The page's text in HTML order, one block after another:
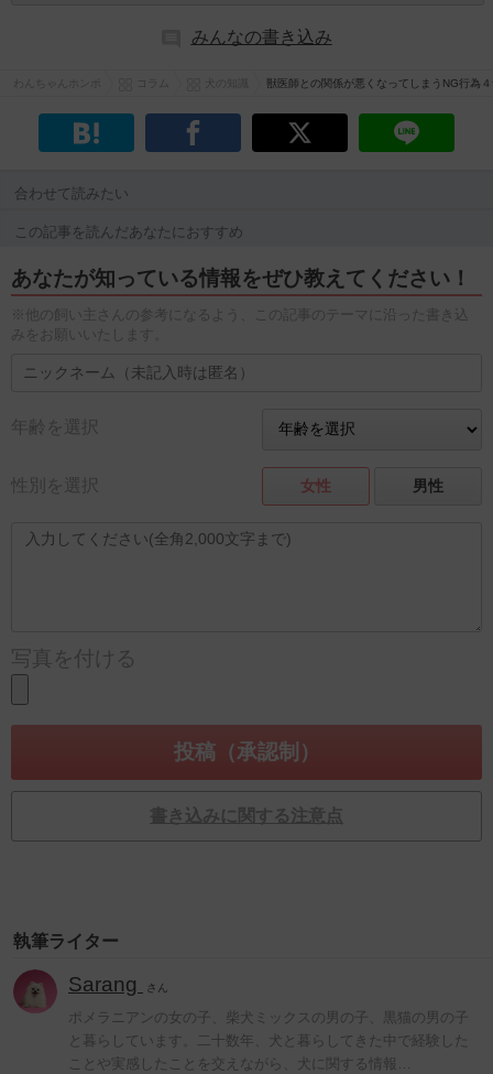
みんなの書き込み
獣医師との関係が悪くなってしまうNG行為
合わせて読みたい
この記事を読んだあなたにおすすめ
あなたが知っている情報をぜひ教えてください！
※他の飼い主さんの参考になるよう、この記事のテーマに沿った書き込
みをお願いいたします。
年齢を選択
性別を選択 女性 男性
写真を付ける
書き込みに関する注意点
執筆ライター
Sarang さん
ポメラニアンの女の子、柴犬ミックスの男の子、黒猫の男の子
と暮らしています。二十数年、犬と暮らしてきた中で経験した
ことや実感したことを交えながら、犬に関する情報…